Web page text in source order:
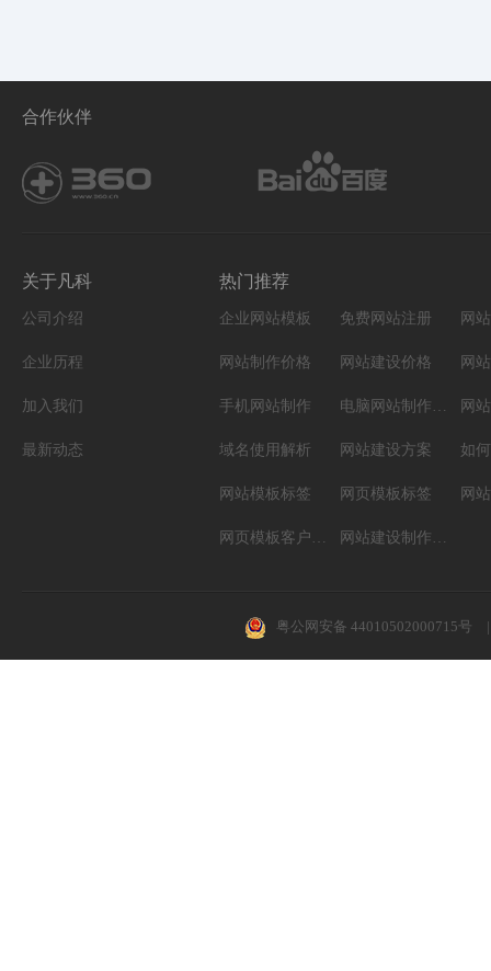
合作伙伴
关于凡科
公司介绍
企业历程
加入我们
最新动态
热门推荐
企业网站模板 免费网站注册 网
网站制作价格 网站建设价格 网
手机网站制作 电脑网站制作设计 网
域名使用解析 网站建设方案 如
网站模板标签 网页模板标签
网页模板客户案例 网站建设制作知识
粤公网安备 44010502000715号 |